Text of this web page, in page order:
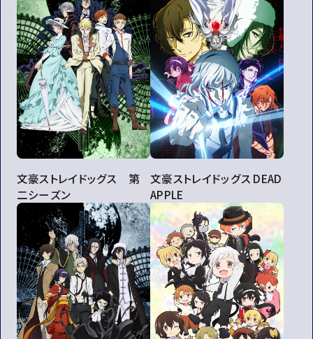
文豪ストレイドッグス 第
二シーズン
文豪ストレイドッグス DEAD
APPLE